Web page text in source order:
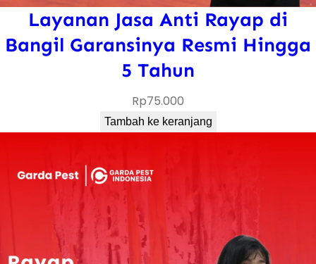
Layanan Jasa Anti Rayap di
Bangil Garansinya Resmi Hingga
5 Tahun
Rp75.000
Tambah ke keranjang